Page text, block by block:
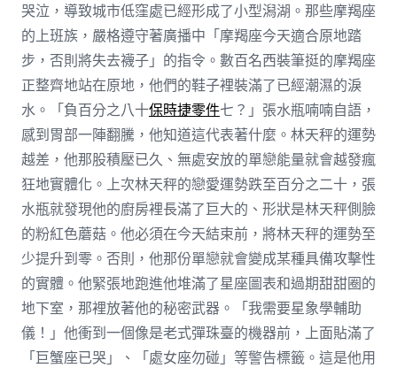
哭泣，導致城市低窪處已經形成了小型潟湖。那些摩羯座
的上班族，嚴格遵守著廣播中「摩羯座今天適合原地踏
步，否則將失去襪子」的指令。數百名西裝筆挺的摩羯座
正整齊地站在原地，他們的鞋子裡裝滿了已經潮濕的淚
水。「負百分之八十保時捷零件七？」張水瓶喃喃自語，
感到胃部一陣翻騰，他知道這代表著什麼。林天秤的運勢
越差，他那股積壓已久、無處安放的單戀能量就會越發瘋
狂地實體化。上次林天秤的戀愛運勢跌至百分之二十，張
水瓶就發現他的廚房裡長滿了巨大的、形狀是林天秤側臉
的粉紅色蘑菇。他必須在今天結束前，將林天秤的運勢至
少提升到零。否則，他那份單戀就會變成某種具備攻擊性
的實體。他緊張地跑進他堆滿了星座圖表和過期甜甜圈的
地下室，那裡放著他的秘密武器。「我需要星象學輔助
儀！」他衝到一個像是老式彈珠臺的機器前，上面貼滿了
「巨蟹座已哭」、「處女座勿碰」等警告標籤。這是他用